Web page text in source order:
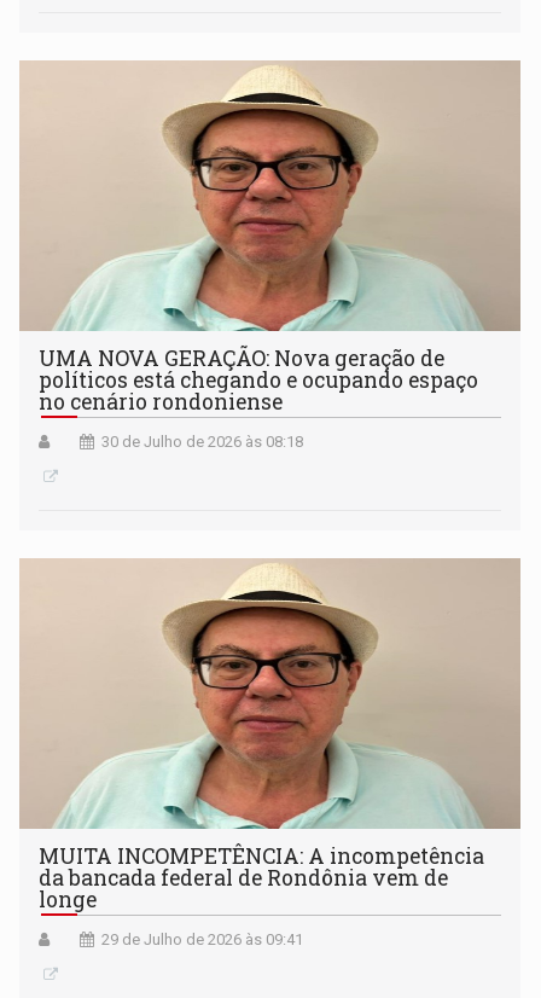
UMA NOVA GERAÇÃO: Nova geração de
políticos está chegando e ocupando espaço
no cenário rondoniense
30 de Julho de 2026 às 08:18
MUITA INCOMPETÊNCIA: A incompetência
da bancada federal de Rondônia vem de
longe
29 de Julho de 2026 às 09:41